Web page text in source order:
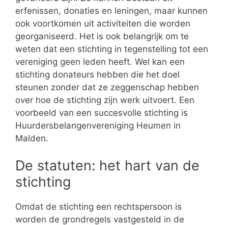
erfenissen, donaties en leningen, maar kunnen
ook voortkomen uit activiteiten die worden
georganiseerd. Het is ook belangrijk om te
weten dat een stichting in tegenstelling tot een
vereniging geen leden heeft. Wel kan een
stichting donateurs hebben die het doel
steunen zonder dat ze zeggenschap hebben
over hoe de stichting zijn werk uitvoert. Een
voorbeeld van een succesvolle stichting is
Huurdersbelangenvereniging Heumen in
Malden.
De statuten: het hart van de
stichting
Omdat de stichting een rechtspersoon is
worden de grondregels vastgesteld in de